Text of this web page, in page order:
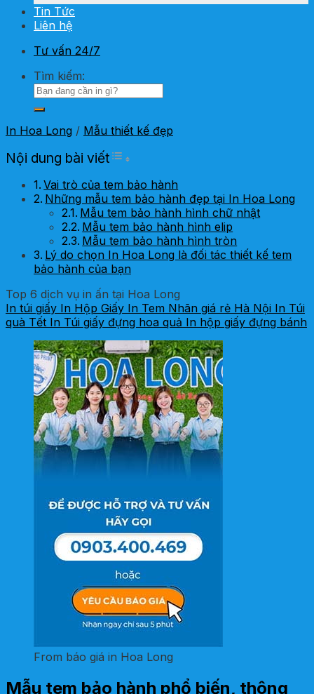
Tin Tức
Liên hệ
Tư vấn 24/7
Tìm kiếm:
In Hoa Long / Mẫu thiết kế đẹp
Nội dung bài viết Toggle Table of Content
Vai trò của tem bảo hành
Những mẫu tem bảo hành đẹp tại In Hoa Long
Mẫu tem bảo hành hình chữ nhật
Mẫu tem bảo hành hình elip
Mẫu tem bảo hành hình tròn
Lý do chọn In Hoa Long là đối tác thiết kế tem
bảo hành của bạn
Top 6 dịch vụ in ấn tại Hoa Long
In túi giấy In Hộp Giấy In Tem Nhãn giá rẻ Hà Nội In Túi
quà Tết In Túi giấy đựng hoa quả In hộp giấy đựng bánh
From báo giá in Hoa Long
Mẫu tem bảo hành phổ biến, thông